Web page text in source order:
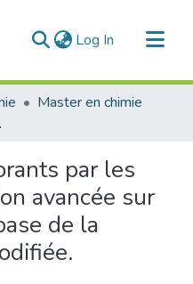
Log In (current)
Master en chimie
modifiée.
par les
avancée sur
de la